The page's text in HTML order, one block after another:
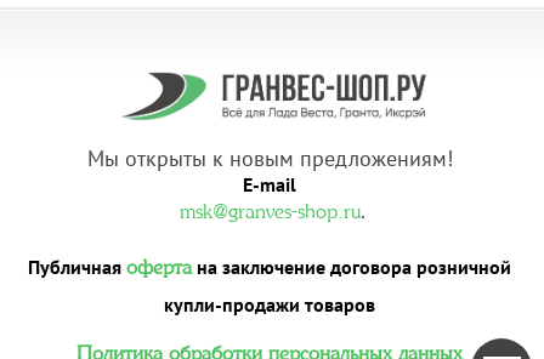
Мы открыты к новым предложениям!
E-mail
msk@granves-shop.ru.
Публичная офертана заключение договора розничной
купли-продажи товаров
Политика обработки персональных данных